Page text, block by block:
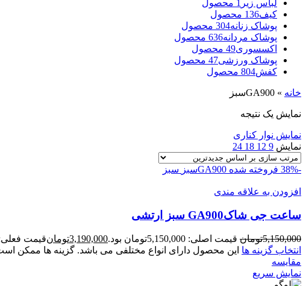
لباس زیر 1 محصول
کیف136 محصول
پوشاک زنانه304 محصول
پوشاک مردانه636 محصول
اکسسوری49 محصول
پوشاک ورزشی47 محصول
کفش804 محصول
خانه » GA900سبز
نمایش یک نتیجه
نمایش نوار کناری
نمایش 9
12
18
24
-38% فروخته شده GA900سبز سبز
افزودن به علاقه مندی
ساعت جی شاکGA900 سبز ارتشی
5,150,000تومان قیمت اصلی: 5,150,000تومان بود. 3,190,000تومانقیمت فعلی:
انتخاب گزینه ها این محصول دارای انواع مختلفی می باشد. گزینه ها ممکن
مقايسه
نمایش سریع